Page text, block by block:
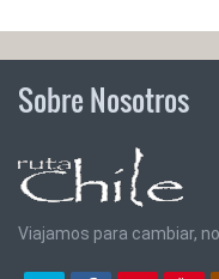
Sobre Nosotros
Viajamos para cambiar,